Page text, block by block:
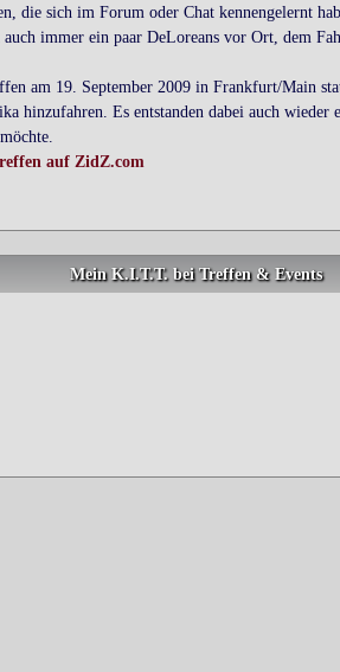
die sich im Forum oder Chat kennengelernt
immer ein paar DeLoreans vor Ort, dem
am 19. September 2009 in Frankfurt/Main
hinzufahren. Es entstanden dabei auch wieder
auf ZidZ.com
Mein K.I.T.T. bei Treffen & Events